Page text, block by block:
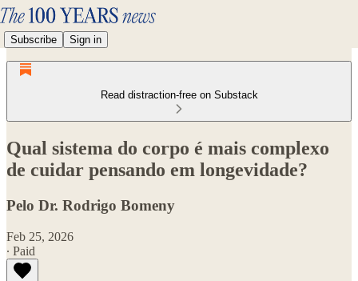
Subscribe Sign in
Read distraction-free on Substack
Qual sistema do corpo é mais complexo
de cuidar pensando em longevidade?
Pelo Dr. Rodrigo Bomeny
Feb 25, 2026
∙ Paid